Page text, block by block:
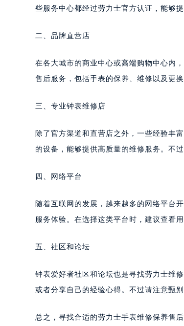
些服务中心都经过劳力士官方认证，能够
二、品牌直营店
在各大城市的商业中心或高端购物中心内
售后服务，包括手表的保养、维修以及更换
三、专业钟表维修店
除了官方渠道和直营店之外，一些经验丰
的设备，能够提供高质量的维修服务。不
四、网络平台
随着互联网的发展，越来越多的网络平台
服务体验。在选择这类平台时，建议查看
五、社区和论坛
钟表爱好者社区和论坛也是寻找劳力士维
或者分享自己的经验心得。不过请注意甄
总之，寻找合适的劳力士手表维修保养售